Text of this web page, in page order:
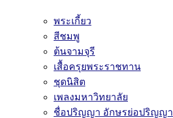
พระเกี้ยว
สีชมพู
ต้นจามจุรี
เสื้อครุยพระราชทาน
ชุดนิสิต
เพลงมหาวิทยาลัย
ชื่อปริญญา อักษรย่อปริญญา